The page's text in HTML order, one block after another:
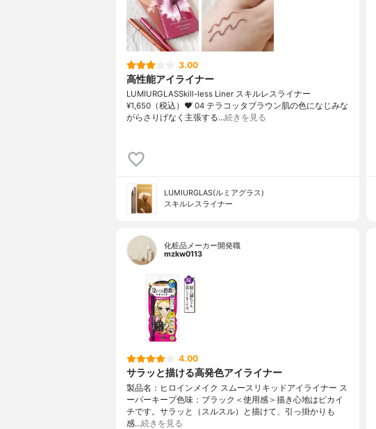
3.00
高性能アイライナー
LUMIURGLASSkill-less Liner スキルレスライナー
¥1,650（税込）♥⃜ 04 テラコッタブラウン肌の色になじみな
がらさりげなく主張する…続きを見る
LUMIURGLAS(ルミアグラス)
スキルレスライナー
化粧品メーカー開発職
mzkw0113
4.00
サラッと描ける高発色アイライナー
製品名：ヒロインメイク スムースリキッドアイライナー ス
ーパーキープ色味：ブラック＜使用感＞描き心地はピカイ
チです。サラッと（スルスル）と描けて、引っ掛かりも
感…続きを見る